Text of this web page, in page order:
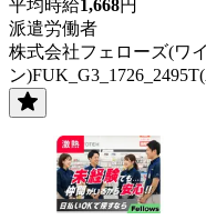
平均時給1,668円
派遣労働者
株式会社フェローズ(ワ
ン